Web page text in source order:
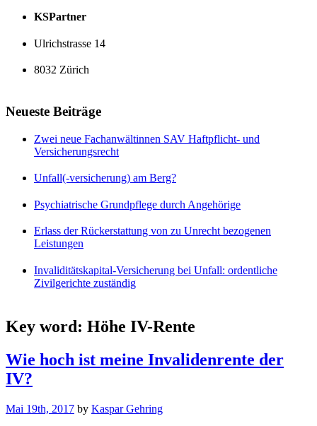
KSPartner
Ulrichstrasse 14
8032 Zürich
Neueste Beiträge
Zwei neue Fachanwältinnen SAV Haftpflicht- und
Versicherungsrecht
Unfall(-versicherung) am Berg?
Psychiatrische Grundpflege durch Angehörige
Erlass der Rückerstattung von zu Unrecht bezogenen
Leistungen
Invaliditätskapital-Versicherung bei Unfall: ordentliche
Zivilgerichte zuständig
Key word: Höhe IV-Rente
Wie hoch ist meine Invalidenrente der
IV?
Mai 19th, 2017 by Kaspar Gehring